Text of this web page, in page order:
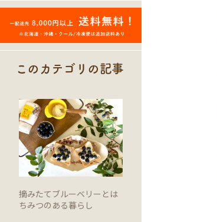
このカテゴリの記事
摘みたてブルーベリーとは
ちみつのある暮らし